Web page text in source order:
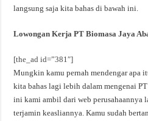
langsung saja kita bahas di bawah ini.
Lowongan Kerja PT Biomasa Jaya
[the_ad id=”381″]
Mungkin kamu pernah mendengar apa
kita bahas lagi lebih dalam mengenai
ini kami ambil dari web perusahaannya
terjamin keasliannya. Kamu sudah